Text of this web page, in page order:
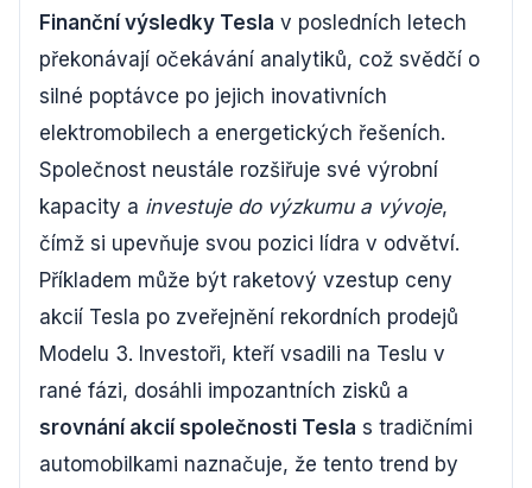
Finanční výsledky Tesla v posledních letech
překonávají očekávání analytiků, což svědčí o
silné poptávce po jejich inovativních
elektromobilech a energetických řešeních.
Společnost neustále rozšiřuje své výrobní
kapacity a investuje do výzkumu a vývoje,
čímž si upevňuje svou pozici lídra v odvětví.
Příkladem může být raketový vzestup ceny
akcií Tesla po zveřejnění rekordních prodejů
Modelu 3. Investoři, kteří vsadili na Teslu v
rané fázi, dosáhli impozantních zisků a
srovnání akcií společnosti Tesla s tradičními
automobilkami naznačuje, že tento trend by